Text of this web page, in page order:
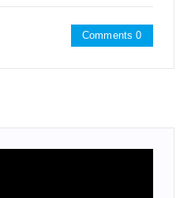
Comments 0